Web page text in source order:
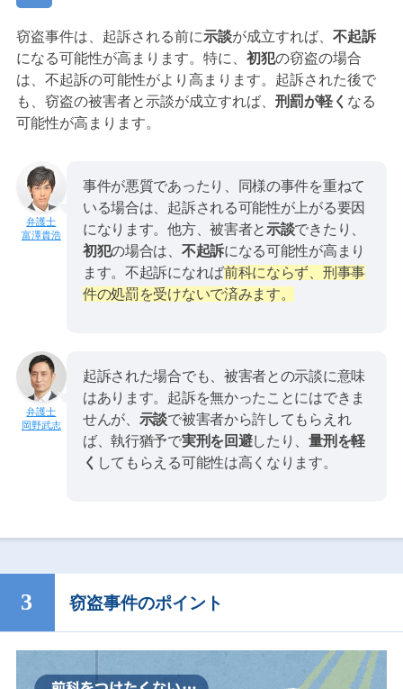
窃盗事件は、起訴される前に示談が成立すれば、 不起訴
になる可能性が高まります。特に、 初犯の窃盗の場合
は、不起訴の可能性がより高まります。起訴された後で
も、窃盗の被害者と示談が成立すれば、 刑罰が軽く なる
可能性が高まります。
富澤貴浩
事件が悪質であったり、同様の事件を重ねて
いる場合は、起訴される可能性が上がる要因
になります。他方、被害者と示談できたり、
初犯の場合は、 不起訴になる可能性が高まり
ます。不起訴になれば前科にならず、刑事事
件の処罰を受けないで済みます。
岡野武志
起訴された場合でも、被害者との示談に意味
はあります。起訴を無かったことにはできま
せんが、 示談で被害者から許してもらえれ
ば、執行猶予で実刑を回避したり、量刑を軽
く してもらえる可能性は高くなります。
窃盗事件のポイント